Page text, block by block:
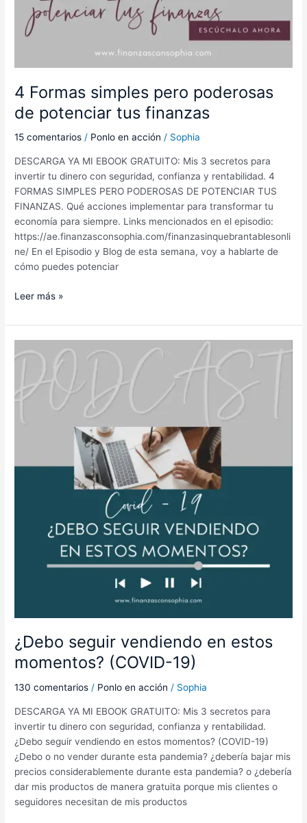
4 Formas simples pero poderosas
de potenciar tus finanzas
15 comentarios / Ponlo en acción / Sophia
DESCARGA YA MI EBOOK GRATUITO: Mis 3 secretos para
invertir tu dinero con seguridad, confianza y rentabilidad. 4
FORMAS SIMPLES PERO PODEROSAS DE POTENCIAR TUS
FINANZAS. Qué acciones implementar para transformar tu
economía para siempre. Links mencionados en el episodio:
https://ae.finanzasconsophia.com/finanzasinquebrantablesonli
ne/ En el Episodio y Blog de esta semana, voy a hablarte de
cómo puedes potenciar
Leer más »
¿Debo seguir vendiendo en estos
momentos? (COVID-19)
130 comentarios / Ponlo en acción / Sophia
DESCARGA YA MI EBOOK GRATUITO: Mis 3 secretos para
invertir tu dinero con seguridad, confianza y rentabilidad.
¿Debo seguir vendiendo en estos momentos? (COVID-19)
¿Debo o no vender durante esta pandemia? ¿debería bajar mis
precios considerablemente durante esta pandemia? o ¿debería
dar mis productos de manera gratuita porque mis clientes o
seguidores necesitan de mis productos
vendiendo
en